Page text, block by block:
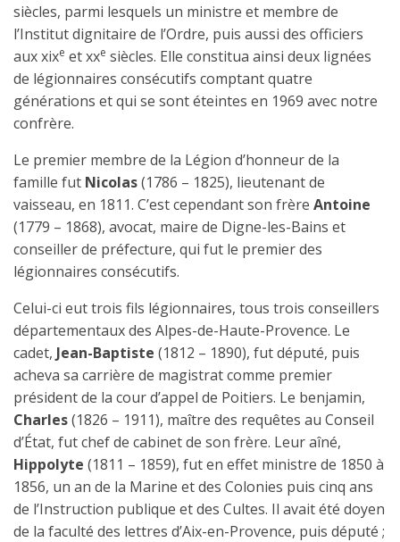
siècles, parmi lesquels un ministre et membre de
l’Institut dignitaire de l’Ordre, puis aussi des officiers
aux xixe et xxe siècles. Elle constitua ainsi deux lignées
de légionnaires consécutifs comptant quatre
générations et qui se sont éteintes en 1969 avec notre
confrère.
Le premier membre de la Légion d’honneur de la
famille fut Nicolas(1786 – 1825), lieutenant de
vaisseau, en 1811. C’est cependant son frère Antoine
(1779 – 1868), avocat, maire de Digne-les-Bains et
conseiller de préfecture, qui fut le premier des
légionnaires consécutifs.
Celui-ci eut trois fils légionnaires, tous trois conseillers
départementaux des Alpes-de-Haute-Provence. Le
cadet, Jean-Baptiste (1812 – 1890), fut député, puis
acheva sa carrière de magistrat comme premier
président de la cour d’appel de Poitiers. Le benjamin,
Charles(1826 – 1911), maître des requêtes au Conseil
d’État, fut chef de cabinet de son frère. Leur aîné,
Hippolyte (1811 – 1859), fut en effet ministre de 1850 à
1856, un an de la Marine et des Colonies puis cinq ans
de l’Instruction publique et des Cultes. Il avait été doyen
de la faculté des lettres d’Aix-en-Provence, puis député ;